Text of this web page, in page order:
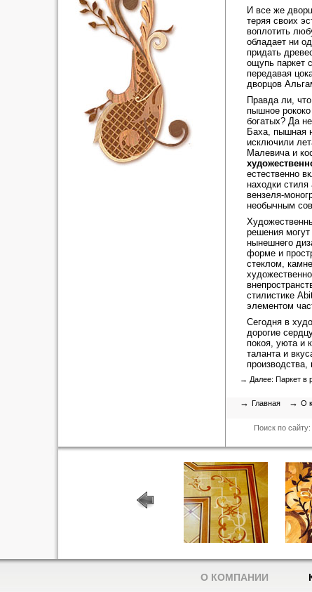
И все же
теряя своих
воплотить
обладает ни
придать
ощупь паркет
передавая
дворцов
Правда ли,
пышное
богатых? Да
Баха, пышная
исключили
Малевича и
естественно
находки стиля
вензеля-
необычным
решения
нынешнего
форме и
стеклом,
стилистике
элементом
Сегодня в
дорогие
покоя, уюта и
таланта и
производства,
→ Далее: Паркет в
→ Главная → О
Поиск по сайту:
О КОМПАНИИ